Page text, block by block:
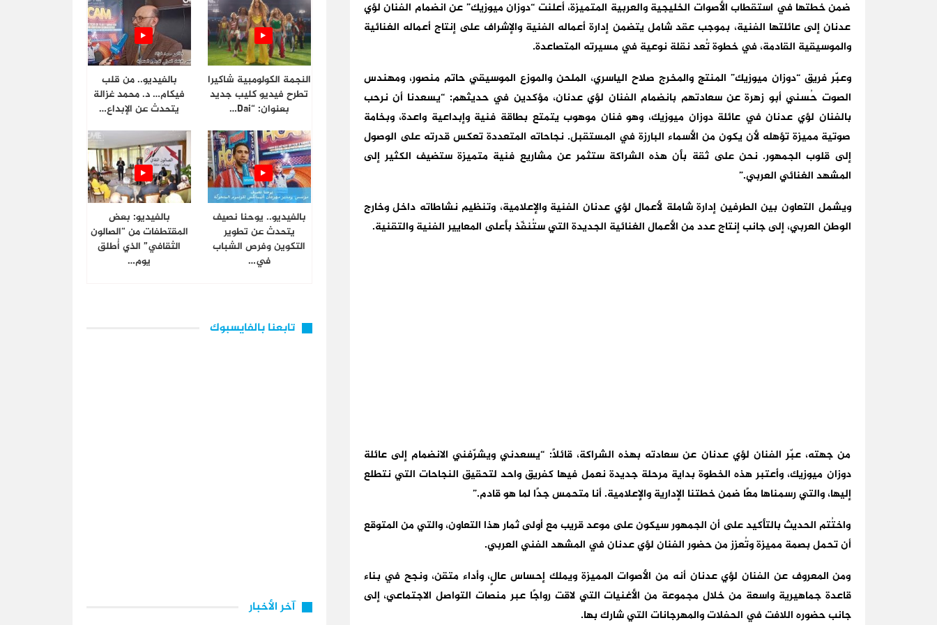
ضمن خطتها في استقطاب الأصوات الخليجية والعربية المتميزة، أعلنت “دوزان ميوزيك” عن انضمام الفنان لؤي
عدنان إلى عائلتها الفنية، بموجب عقد شامل يتضمن إدارة أعماله الفنية والإشراف على إنتاج أعماله الغنائية
والموسيقية القادمة، في خطوة تُعد نقلة نوعية في مسيرته المتصاعدة.
وعبّر فريق “دوزان ميوزيك” المنتج والمخرج صلاح الياسري، الملحن والموزع الموسيقي حاتم منصور، ومهندس
الصوت حُسني أبو زهرة عن سعادتهم بانضمام الفنان لؤي عدنان، مؤكدين في حديثهم: “يسعدنا أن نرحب
بالفنان لؤي عدنان في عائلة دوزان ميوزيك، وهو فنان موهوب يتمتع بطاقة فنية وإبداعية واعدة، وبخامة
صوتية مميزة تؤهله لأن يكون من الأسماء البارزة في المستقبل. نجاحاته المتعددة تعكس قدرته على الوصول
إلى قلوب الجمهور. نحن على ثقة بأن هذه الشراكة ستثمر عن مشاريع فنية متميزة ستضيف الكثير إلى
المشهد الغنائي العربي.”
ويشمل التعاون بين الطرفين إدارة شاملة لأعمال لؤي عدنان الفنية والإعلامية، وتنظيم نشاطاته داخل وخارج
الوطن العربي، إلى جانب إنتاج عدد من الأعمال الغنائية الجديدة التي ستُنفّذ بأعلى المعايير الفنية والتقنية.
من جهته، عبّر الفنان لؤي عدنان عن سعادته بهذه الشراكة، قائلاً: “يسعدني ويشرّفني الانضمام إلى عائلة
دوزان ميوزيك، وأعتبر هذه الخطوة بداية مرحلة جديدة نعمل فيها كفريق واحد لتحقيق النجاحات التي نتطلع
إليها، والتي رسمناها معًا ضمن خطتنا الإدارية والإعلامية. أنا متحمس جدًا لما هو قادم.”
واختُتم الحديث بالتأكيد على أن الجمهور سيكون على موعد قريب مع أولى ثمار هذا التعاون، والتي من المتوقع
أن تحمل بصمة مميزة وتُعزز من حضور الفنان لؤي عدنان في المشهد الفني العربي.
ومن المعروف عن الفنان لؤي عدنان أنه من الأصوات المميزة ويملك إحساس عالٍ، وأداء متقن، ونجح في بناء
قاعدة جماهيرية واسعة من خلال مجموعة من الأغنيات التي لاقت رواجًا عبر منصات التواصل الاجتماعي، إلى
جانب حضوره اللافت في الحفلات والمهرجانات التي شارك بها.
النجمة الكولومبية شاكيرا
تطرح فيديو كليب جديد
بعنوان: “Dai…
بالفيديو.. من قلب
فيكام… د. محمد غزالة
يتحدث عن الإبداع…
بالفيديو.. يوحنا نصيف
يتحدث عن تطوير
التكوين وفرص الشباب
في…
بالفيديو: بعض
المقتطفات من “الصالون
الثقافي” الذي أُطلق
يوم…
تابعنا بالفايسبوك
آخر الأخبار